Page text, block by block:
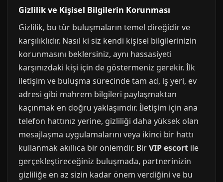
Gizlilik ve Kişisel Bilgilerin Korunması
Gizlilik, bu tür buluşmaların temel direğidir ve
karşılıklıdır. Nasıl ki siz kendi kişisel bilgilerinizin
korunmasını beklersiniz, aynı hassasiyeti
karşınızdaki kişi için de göstermeniz gerekir. İlk
iletişim ve buluşma sürecinde tam ad, iş yeri, ev
adresi gibi mahrem bilgileri paylaşmaktan
kaçınmak en doğru yaklaşımdır. İletişim için ana
telefon hattınız yerine, gizliliği daha yüksek olan
mesajlaşma uygulamalarını veya ikinci bir hattı
kullanmak akıllıca bir önlemdir. BirVIP escort ile
gerçekleştireceğiniz buluşmada, partnerinizin
gizliliğe en az sizin kadar önem verdiğini ve bu